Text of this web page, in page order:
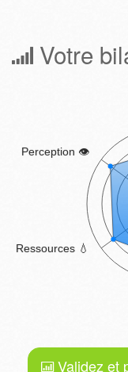
Votre
Validez et